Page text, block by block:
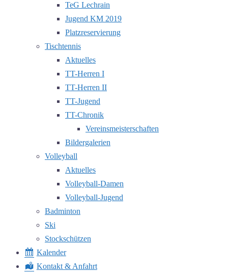
TeG Lechrain
Jugend KM 2019
Platzreservierung
Tischtennis
Aktuelles
TT-Herren I
TT-Herren II
TT-Jugend
TT-Chronik
Vereinsmeisterschaften
Bildergalerien
Volleyball
Aktuelles
Volleyball-Damen
Volleyball-Jugend
Badminton
Ski
Stockschützen
Kalender
Kontakt & Anfahrt